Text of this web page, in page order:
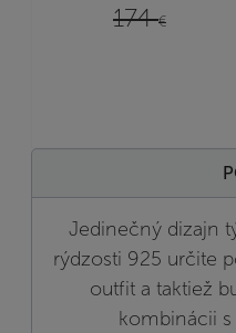
174€
Jedinečný dizajn
rýdzosti 925 určite
outfit a taktiež
kombinácii